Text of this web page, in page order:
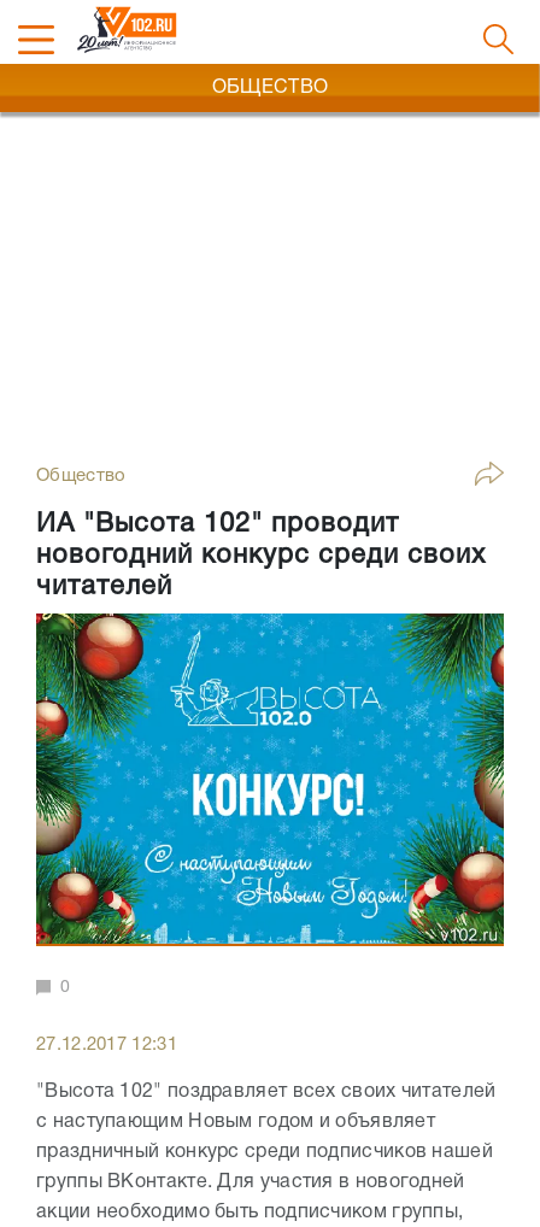
ОБЩЕСТВО
Общество
ИА "Высота 102" проводит
новогодний конкурс среди своих
читателей
0
27.12.2017 12:31
"Высота 102" поздравляет всех своих читателей
с наступающим Новым годом и объявляет
праздничный конкурс среди подписчиков нашей
группы ВКонтакте. Для участия в новогодней
акции необходимо быть подписчиком группы,